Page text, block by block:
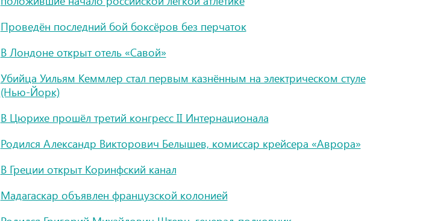
Проведён последний бой боксёров без перчаток
В Лондоне открыт отель «Савой»
Убийца Уильям Кеммлер стал первым казнённым на электрическом стуле
(Нью-Йорк)
В Цюрихе прошёл третий конгресс II Интернационала
Родился Александр Викторович Белышев, комиссар крейсера «Аврора»
В Греции открыт Коринфский канал
Мадагаскар объявлен французской колонией